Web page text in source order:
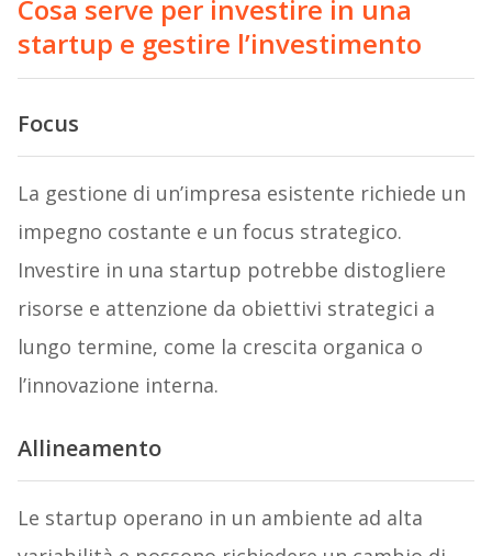
Cosa serve per investire in una
startup e gestire l’investimento
Focus
La gestione di un’impresa esistente richiede un
impegno costante e un focus strategico.
Investire in una startup potrebbe distogliere
risorse e attenzione da obiettivi strategici a
lungo termine, come la crescita organica o
l’innovazione interna.
Allineamento
Le startup operano in un ambiente ad alta